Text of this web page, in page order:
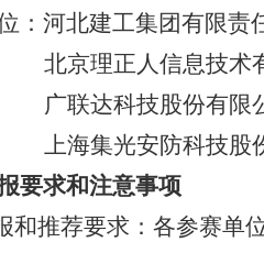
：河北建工集团有限责
北京理正人信息技术
广联达科技股份有限
上海集光安防科技股
要求和注意事项
和推荐要求：各参赛单